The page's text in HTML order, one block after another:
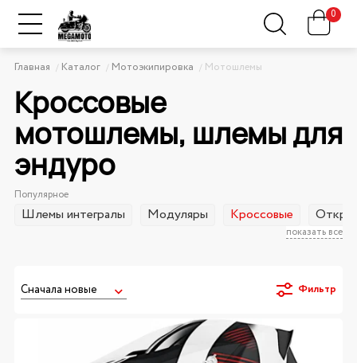
0
Главная Каталог Мотоэкипировка Мотошлемы
Кроссовые
мотошлемы, шлемы для
эндуро
Популярное
показать все
Шлемы интегралы Модуляры Кроссовые
Фильтр